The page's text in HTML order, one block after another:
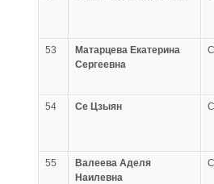
53
Матарцева Екатерина
Сергеевна
54 Се Цзыян
55
Валеева Аделя
Наилевна